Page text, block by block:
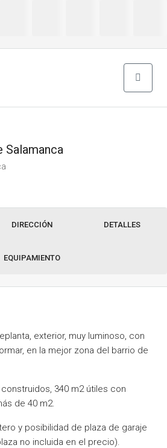
Salamanca
DIRECCIÓN DETALLES
EQUIPAMIENTO
exterior, muy luminoso, con
en la mejor zona del barrio de
340 m2 útiles con
de 40 m2.
y posibilidad de plaza de garaje
no incluida en el precio).